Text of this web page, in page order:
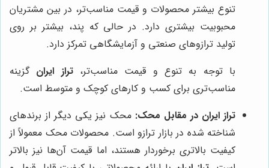
تنوع بیشتر محصولات و قیمت مناسب‌تر، در بین مشتریان
محبوبیت بیشتری دارد. در حالی که پند، بیشتر بر روی
تولید ترازوهای صنعتی و آزمایشگاهی تمرکز دارد.
با توجه به تنوع و قیمت مناسب‌تر،تراز ایران گزینه
مناسب‌تری برای کسب و کارهای کوچک و متوسط است.
تراز ایران در مقابل محک: محک نیز یکی دیگر از برندهای
شناخته شده در بازار ترازو است. محصولات محک معمولاً از
کیفیت بالاتری برخوردار هستند، اما قیمت آن‌ها نیز بالاتر